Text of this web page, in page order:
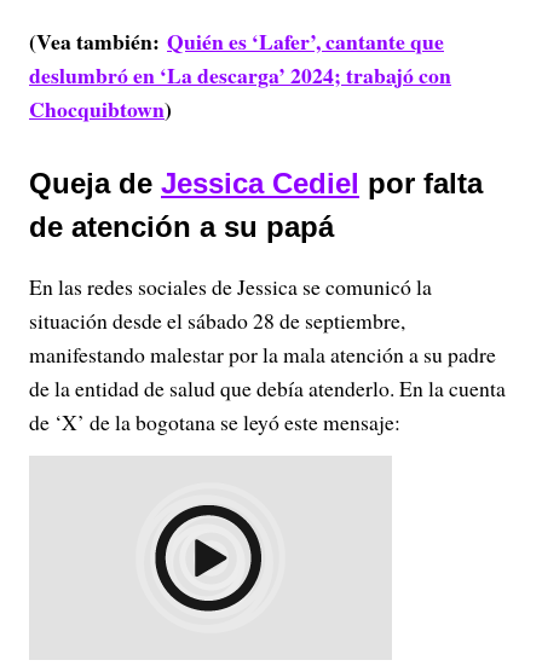
(Vea también: Quién es ‘Lafer’, cantante que
deslumbró en ‘La descarga’ 2024; trabajó con
Chocquibtown)
Queja de Jessica Cediel por falta
de atención a su papá
En las redes sociales de Jessica se comunicó la
situación desde el sábado 28 de septiembre,
manifestando malestar por la mala atención a su padre
de la entidad de salud que debía atenderlo. En la cuenta
de ‘X’ de la bogotana se leyó este mensaje: